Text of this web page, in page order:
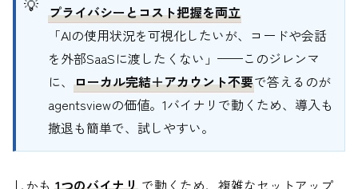
プライバシーとコスト把握を両立
「AIの使用状況を可視化したいが、コードや会話
を外部SaaSに渡したくない」——このジレンマ
に、 ローカル完結＋アカウント不要で答えるのが
agentsviewの価値。1バイナリで動くため、導入も
撤退も簡単で、試しやすい。
しかも 1つのバイナリ で動くため、複雑なセットアップ